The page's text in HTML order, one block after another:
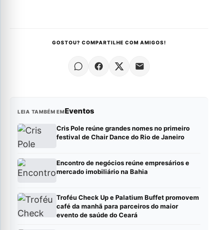
GOSTOU? COMPARTILHE COM AMIGOS!
LEIA TAMBÉM EMEventos
Cris Pole reúne grandes nomes no primeiro
festival de Chair Dance do Rio de Janeiro
Encontro de negócios reúne empresários e
mercado imobiliário na Bahia
Troféu Check Up e Palatium Buffet promovem
café da manhã para parceiros do maior
evento de saúde do Ceará